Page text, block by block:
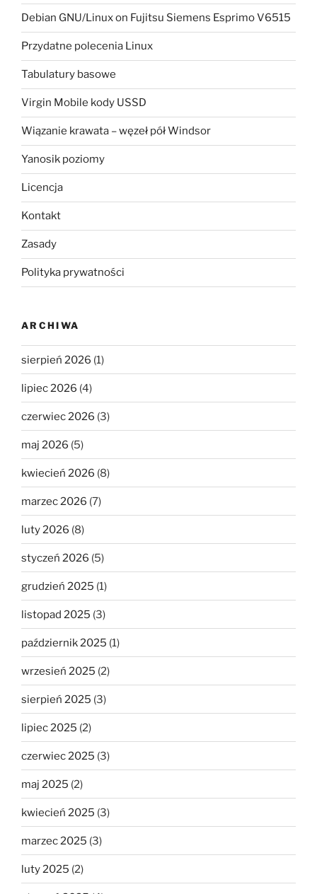
Debian GNU/Linux on Fujitsu Siemens Esprimo V6515
Przydatne polecenia Linux
Tabulatury basowe
Virgin Mobile kody USSD
Wiązanie krawata – węzeł pół Windsor
Yanosik poziomy
Licencja
Kontakt
Zasady
Polityka prywatności
ARCHIWA
sierpień 2026 (1)
lipiec 2026 (4)
czerwiec 2026 (3)
maj 2026 (5)
kwiecień 2026 (8)
marzec 2026 (7)
luty 2026 (8)
styczeń 2026 (5)
grudzień 2025 (1)
listopad 2025 (3)
październik 2025 (1)
wrzesień 2025 (2)
sierpień 2025 (3)
lipiec 2025 (2)
czerwiec 2025 (3)
maj 2025 (2)
kwiecień 2025 (3)
marzec 2025 (3)
luty 2025 (2)